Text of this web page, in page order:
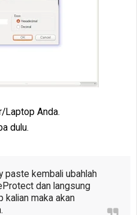
Laptop Anda.
dulu.
paste kembali ubahlah
dan langsung
maka akan